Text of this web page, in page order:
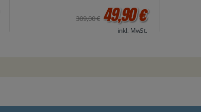
309,00 € 49,90 €
inkl. MwSt.